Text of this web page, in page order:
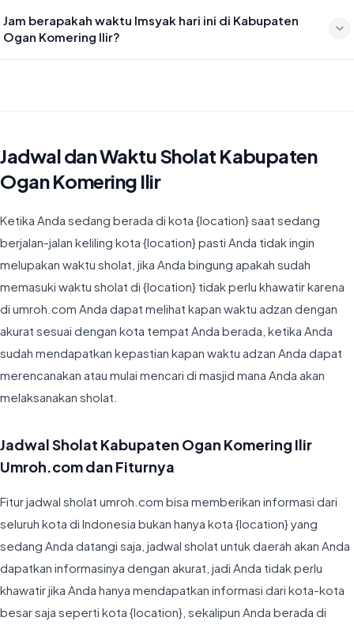
19:20
Jam berapakah waktu Imsyak hari ini di Kabupaten
Ogan Komering Ilir?
Jadwal dan Waktu Sholat Kabupaten
Ogan Komering Ilir
Ketika Anda sedang berada di kota {location} saat sedang
berjalan-jalan keliling kota {location} pasti Anda tidak ingin
melupakan waktu sholat, jika Anda bingung apakah sudah
memasuki waktu sholat di {location} tidak perlu khawatir karena
di umroh.com Anda dapat melihat kapan waktu adzan dengan
akurat sesuai dengan kota tempat Anda berada, ketika Anda
sudah mendapatkan kepastian kapan waktu adzan Anda dapat
merencanakan atau mulai mencari di masjid mana Anda akan
melaksanakan sholat.
Jadwal Sholat Kabupaten Ogan Komering Ilir
Umroh.com dan Fiturnya
Fitur jadwal sholat umroh.com bisa memberikan informasi dari
seluruh kota di Indonesia bukan hanya kota {location} yang
sedang Anda datangi saja, jadwal sholat untuk daerah akan Anda
dapatkan informasinya dengan akurat, jadi Anda tidak perlu
khawatir jika Anda hanya mendapatkan informasi dari kota-kota
besar saja seperti kota {location}, sekalipun Anda berada di